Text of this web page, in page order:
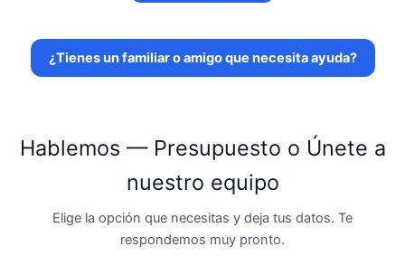
¿Tienes un familiar o amigo que necesita ayuda?
Hablemos — Presupuesto o Únete a
nuestro equipo
Elige la opción que necesitas y deja tus datos. Te
respondemos muy pronto.